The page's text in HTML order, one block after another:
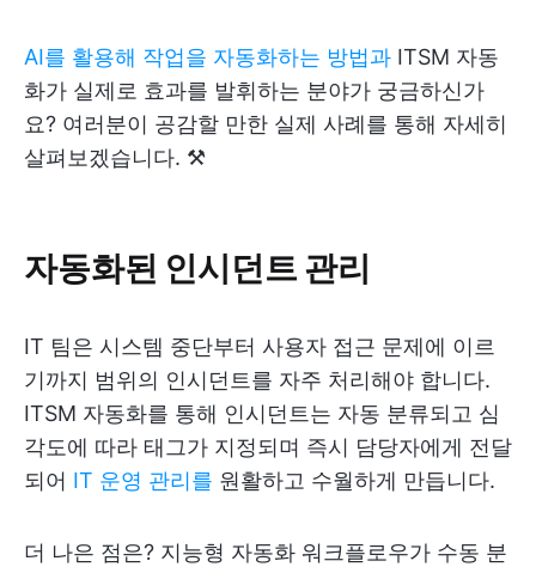
AI를 활용해 작업을 자동화하는 방법과 ITSM 자동
화가 실제로 효과를 발휘하는 분야가 궁금하신가
요? 여러분이 공감할 만한 실제 사례를 통해 자세히
살펴보겠습니다. ⚒️
자동화된 인시던트 관리
IT 팀은 시스템 중단부터 사용자 접근 문제에 이르
기까지 범위의 인시던트를 자주 처리해야 합니다.
ITSM 자동화를 통해 인시던트는 자동 분류되고 심
각도에 따라 태그가 지정되며 즉시 담당자에게 전달
되어 IT 운영 관리를 원활하고 수월하게 만듭니다.
더 나은 점은? 지능형 자동화 워크플로우가 수동 분